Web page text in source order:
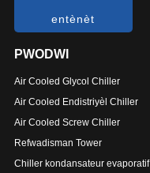
entènèt
PWODWI
Air Cooled Glycol Chiller
Air Cooled Endistriyèl Chiller
Air Cooled Screw Chiller
Refwadisman Tower
Chiller kondansateur evaporatif